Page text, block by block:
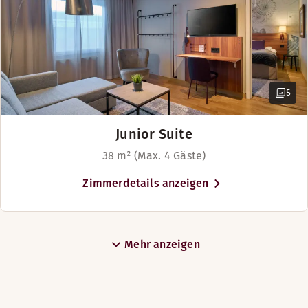
5
Junior Suite
38 m² (Max. 4 Gäste)
Zimmerdetails anzeigen
Mehr anzeigen